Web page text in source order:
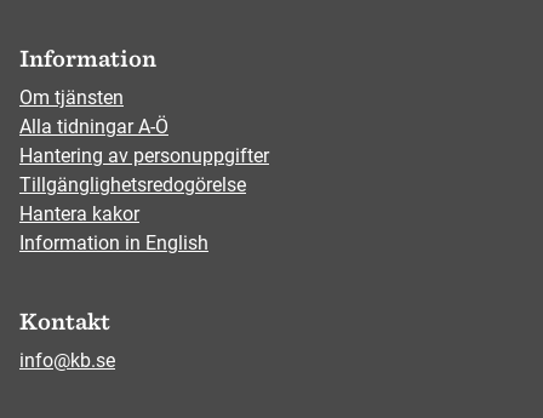
Information
Om tjänsten
Alla tidningar A-Ö
Hantering av personuppgifter
Tillgänglighetsredogörelse
Hantera kakor
Information in English
Kontakt
info@kb.se